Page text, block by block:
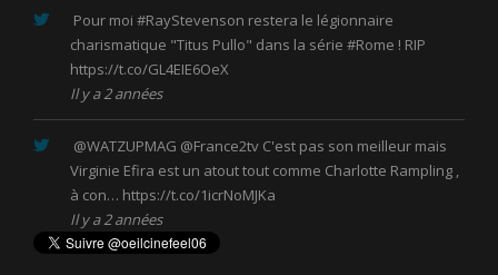
Pour moi #RayStevenson restera le légionnaire
charismatique "Titus Pullo" dans la série #Rome ! RIP
https://t.co/GL4EIE6OeX
Il y a 2 années
@WATZUPMAG @France2tv C'est pas son meilleur mais
Virginie Efira est un atout tout comme Charlotte Rampling ,
à con… https://t.co/1icrNoMJKa
Il y a 2 années